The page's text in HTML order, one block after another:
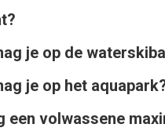
de rotonde. Het is
is gratis.
tickets moeten wel
scannen zijn.
voren te reserveren
uitverkocht.
je op de
aan vanaf 9 jaar.
je op het
begeleiding van een
een volwassene